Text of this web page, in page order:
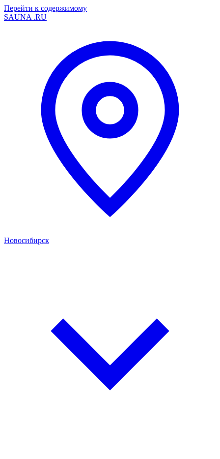
Перейти к содержимому
SAUNA .RU
Новосибирск